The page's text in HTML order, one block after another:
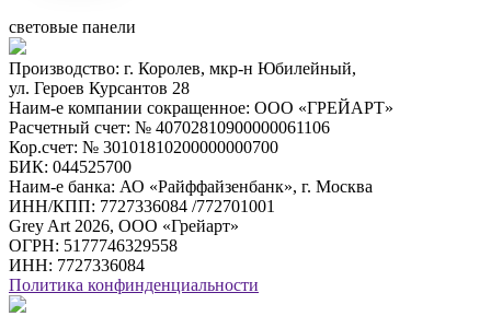
световые панели
Производство: г. Королев, мкр-н Юбилейный,
ул. Героев Курсантов 28
Наим-е компании сокращенное: ООО «ГРЕЙАРТ»
Расчетный счет: № 40702810900000061106
Кор.счет: № 30101810200000000700
БИК: 044525700
Наим-е банка: АО «Райффайзенбанк», г. Москва
ИНН/КПП: 7727336084 /772701001
Grey Art 2026, ООО «Грейарт»
ОГРН: 5177746329558
ИНН: 7727336084
Политика конфинденциальности